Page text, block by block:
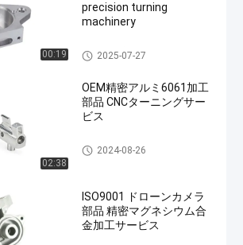
00:19
precision turning
machinery
CNCの精密機械化
2025-07-27
02:38
OEM精密アルミ6061加工
部品 CNCターニングサー
ビス
CNCの精密機械化
2024-08-26
ISO9001 ドローンカメラ
部品 精密マグネシウム合
金加工サービス